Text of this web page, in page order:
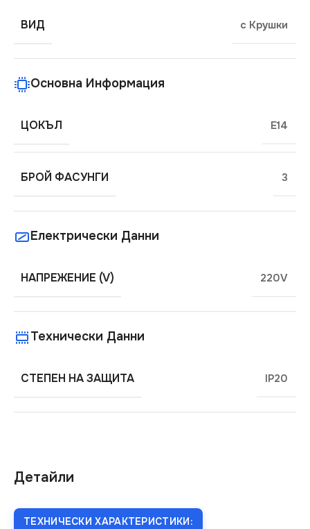
Детайли
ТЕХНИЧЕСКИ ХАРАКТЕРИСТИКИ:
ВИД с Крушки
Основна Информация
ЦОКЪЛ E14
БРОЙ ФАСУНГИ 3
Електрически Данни
НАПРЕЖЕНИЕ (V) 220V
Технически Данни
СТЕПЕН НА ЗАЩИТА IP20